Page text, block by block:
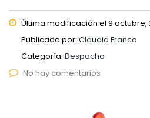
Última modificación el 9 octubre,
Publicado por: Claudia Franco
Categoría: Despacho
No hay comentarios